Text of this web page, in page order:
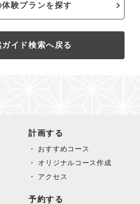
ガイド検索へ戻る
体験プランを探す
計画する
おすすめコース
オリジナルコース作成
アクセス
予約する